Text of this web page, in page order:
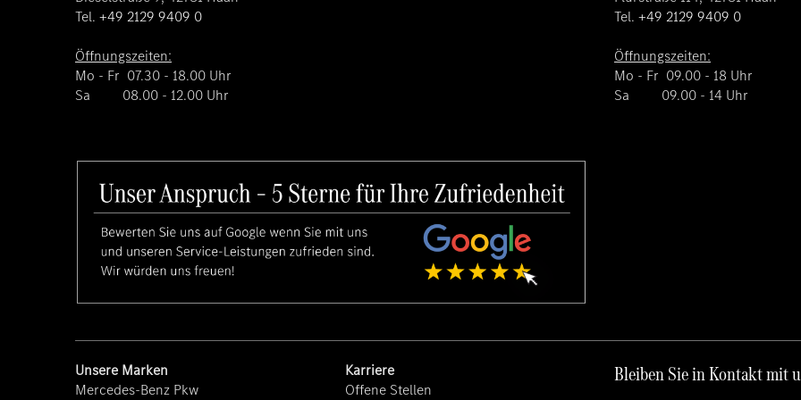
Tel. +49 2129 9409 0
Öffnungszeiten:
Mo - Fr 07.30 - 18.00 Uhr
Sa 08.00 - 12.00 Uhr
Tel. +49 2129 9409 0
Öffnungszeiten:
Mo - Fr 09.00 - 18 Uhr
Sa 09.00 - 14 Uhr
Unsere Marken
Mercedes-Benz Pkw
Karriere
Offene Stellen
Bleiben Sie in Kontakt mit